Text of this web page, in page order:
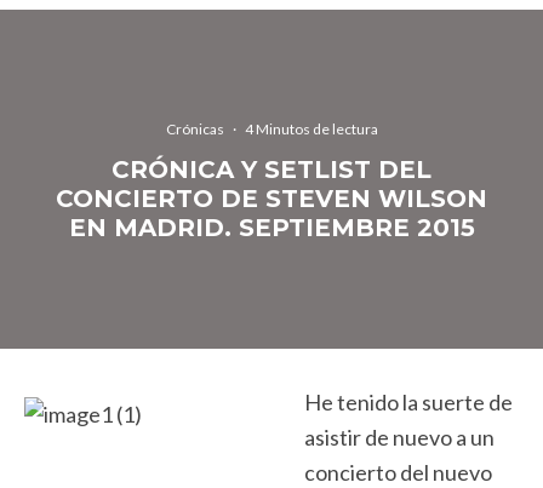
Crónicas · 4 Minutos de lectura
CRÓNICA Y SETLIST DEL
CONCIERTO DE STEVEN WILSON
EN MADRID. SEPTIEMBRE 2015
He tenido la suerte de
asistir de nuevo a un
concierto del nuevo